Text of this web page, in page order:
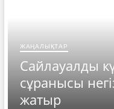
ЖАҢАЛЫҚТАР
Сайлауалды
сұранысы
жатыр